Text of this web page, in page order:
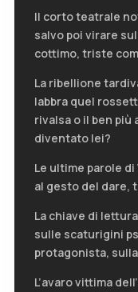
Il corto teatrale
salvo poi virare
cottimo, triste
La ribellione
labbra quel
rivalsa o il ben più
diventato lei?
Le ultime parole
al gesto del dare,
La chiave di
sulle scaturigini
protagonista, sulla
L’avaro vittima